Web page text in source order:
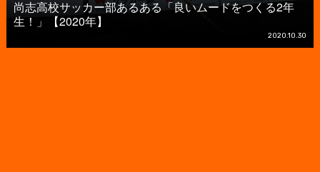
尚志高校サッカー部あるある「良いムードをつくる2年
生！」【2020年】
2020.10.30